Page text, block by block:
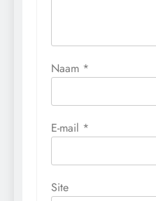
Naam *
E-mail *
Site